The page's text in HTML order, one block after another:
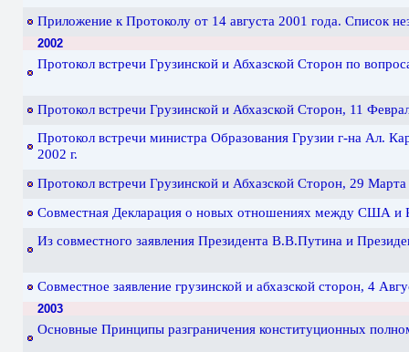
Приложение к Протоколу от 14 августа 2001 года. Список
2002
Протокол встречи Грузинской и Абхазской Сторон по
Протокол встречи Грузинской и Абхазской Сторон, 11
Протокол встречи министра Образования Грузии г-на Ал.
2002 г.
Протокол встречи Грузинской и Абхазской Сторон, 29 Марта
Совместная Декларация о новых отношениях между США и
Из совместного заявления Президента В.В.Путина и
Совместное заявление грузинской и абхазской сторон, 4
2003
Основные Принципы разграничения конституционных